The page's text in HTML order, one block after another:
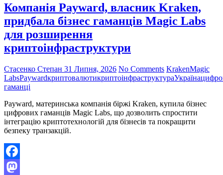
CLARITY
Act
для
контролю
крипторинку
Компанія Payward, власник Kraken,
придбала бізнес гаманців Magic Labs
для розширення
криптоінфраструктури
Стасенко Степан 31 Липня, 2026 No Comments KrakenMagic
LabsPaywardкриптовалютикриптоінфраструктураУкраїна
гаманці
Payward, материнська компанія біржі Kraken, купила бізнес
цифрових гаманців Magic Labs, що дозволить спростити
інтеграцію криптотехнологій для бізнесів та покращити
безпеку транзакцій.
Facebook